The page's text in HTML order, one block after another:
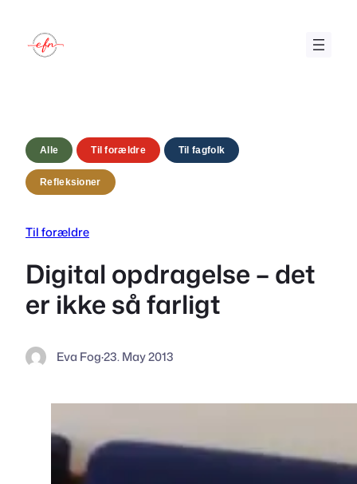
content
Alle Til forældre Til fagfolk
Refleksioner
Til forældre
Digital opdragelse – det
er ikke så farligt
Eva Fog·23. May 2013